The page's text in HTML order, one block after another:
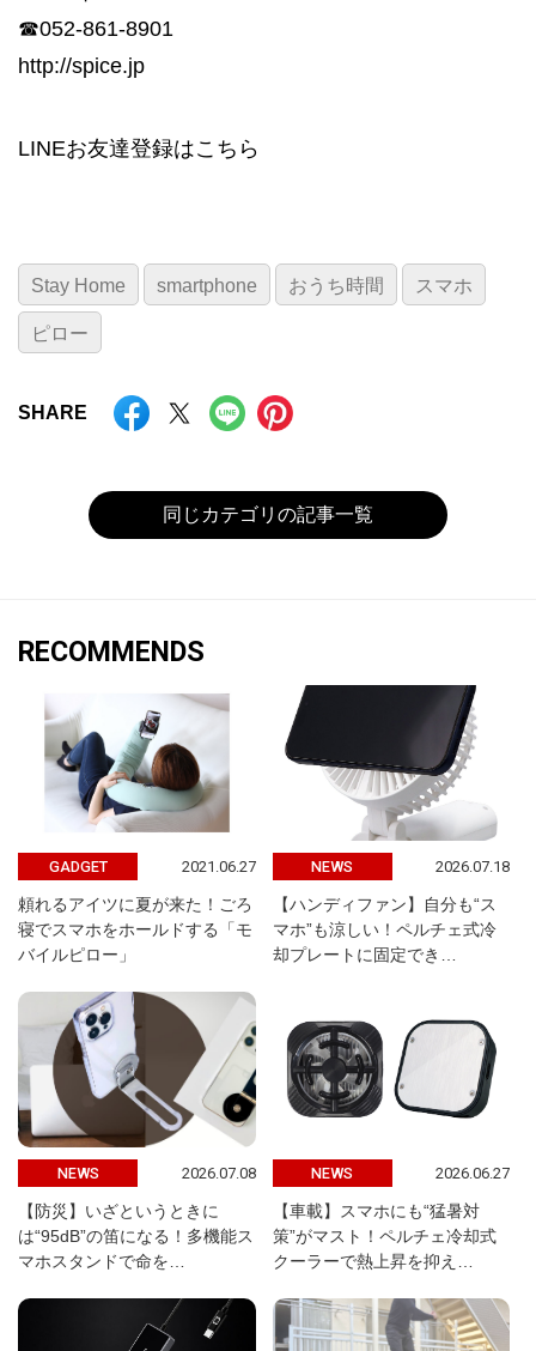
☎052-861-8901
http://spice.jp
LINEお友達登録はこちら
Stay Home smartphone おうち時間 スマホ
ピロー
SHARE
同じカテゴリの記事一覧
RECOMMENDS
GADGET 2021.06.27
頼れるアイツに夏が来た！ごろ
寝でスマホをホールドする「モ
バイルピロー」
NEWS 2026.07.18
【ハンディファン】自分も“ス
マホ”も涼しい！ペルチェ式冷
却プレートに固定でき…
NEWS 2026.07.08
【防災】いざというときに
は“95dB”の笛になる！多機能ス
マホスタンドで命を…
NEWS 2026.06.27
【車載】スマホにも“猛暑対
策”がマスト！ペルチェ冷却式
クーラーで熱上昇を抑え…